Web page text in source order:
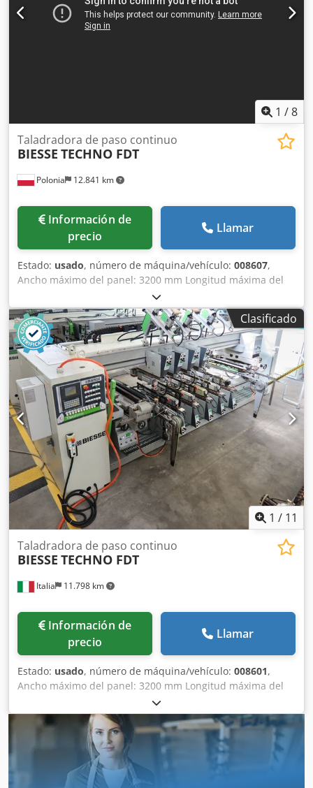
1 /8
Polonia 12.841 km
Taladradora de paso continuo
BIESSE TECHNO FDT
Información de
precio
Llamar
Estado: usado, número de máquina/vehículo: 008607,
Ancho máximo del panel: 3200 mm Longitud máxima del
panel: 1000 mm Número de unidades: 6 Número de
unidades: 4 Crjdpfszqz N Esx Agtof Grupos horizontales
laterales: sí
Clasificado
1 / 11
Italia 11.798 km
Taladradora de paso continuo
BIESSE TECHNO FDT
Información de
precio
Llamar
Estado: usado, número de máquina/vehículo: 008601,
Ancho máximo del panel: 3200 mm Longitud máxima del
panel: 1000 mm Número de unidades: 6 Número de
unidades: 4 Cedpfezbrnhsx Agtsrf Grupos horizontales
laterales: sí